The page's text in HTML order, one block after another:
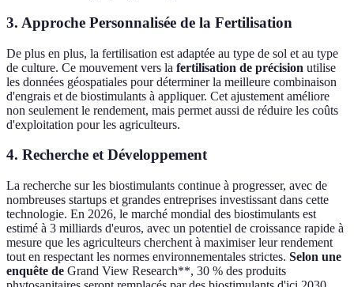
3. Approche Personnalisée de la Fertilisation
De plus en plus, la fertilisation est adaptée au type de sol et au type
de culture. Ce mouvement vers la fertilisation de précision utilise
les données géospatiales pour déterminer la meilleure combinaison
d'engrais et de biostimulants à appliquer. Cet ajustement améliore
non seulement le rendement, mais permet aussi de réduire les coûts
d'exploitation pour les agriculteurs.
4. Recherche et Développement
La recherche sur les biostimulants continue à progresser, avec de
nombreuses startups et grandes entreprises investissant dans cette
technologie. En 2026, le marché mondial des biostimulants est
estimé à 3 milliards d'euros, avec un potentiel de croissance rapide à
mesure que les agriculteurs cherchent à maximiser leur rendement
tout en respectant les normes environnementales strictes. Selon une
enquête de Grand View Research**, 30 % des produits